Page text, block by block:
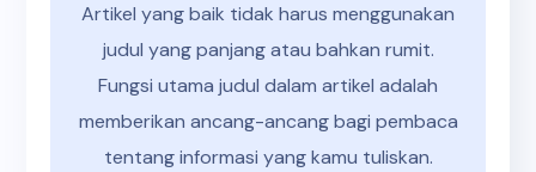
Artikel yang baik tidak harus menggunakan
judul yang panjang atau bahkan rumit.
Fungsi utama judul dalam artikel adalah
memberikan ancang-ancang bagi pembaca
tentang informasi yang kamu tuliskan.